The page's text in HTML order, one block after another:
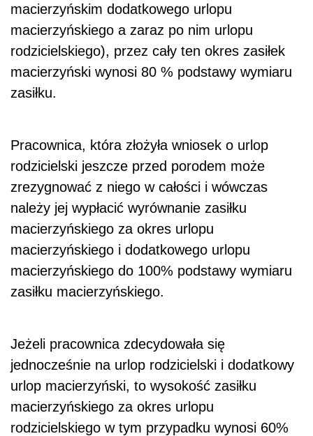
macierzyńskim dodatkowego urlopu
macierzyńskiego a zaraz po nim urlopu
rodzicielskiego), przez cały ten okres zasiłek
macierzyński wynosi 80 % podstawy wymiaru
zasiłku.
Pracownica, która złożyła wniosek o urlop
rodzicielski jeszcze przed porodem może
zrezygnować z niego w całości i wówczas
należy jej wypłacić wyrównanie zasiłku
macierzyńskiego za okres urlopu
macierzyńskiego i dodatkowego urlopu
macierzyńskiego do 100% podstawy wymiaru
zasiłku macierzyńskiego.
Jeżeli pracownica zdecydowała się
jednocześnie na urlop rodzicielski i dodatkowy
urlop macierzyński, to wysokość zasiłku
macierzyńskiego za okres urlopu
rodzicielskiego w tym przypadku wynosi 60%